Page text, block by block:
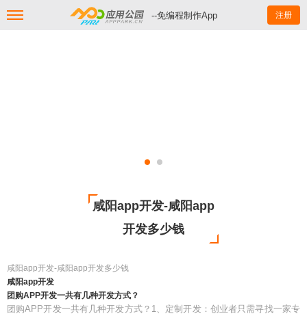
--免编程制作App 注册
咸阳app开发-咸阳app
开发多少钱
咸阳app开发-咸阳app开发多少钱
咸阳app开发
团购APP开发一共有几种开发方式？
团购APP开发一共有几种开发方式？1、定制开发：创业者只需寻找一家专